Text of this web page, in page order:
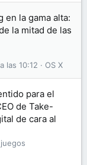
en la gama alta:
la mitad de las
OS X
las 10:12
para el
de Take-
de cara al